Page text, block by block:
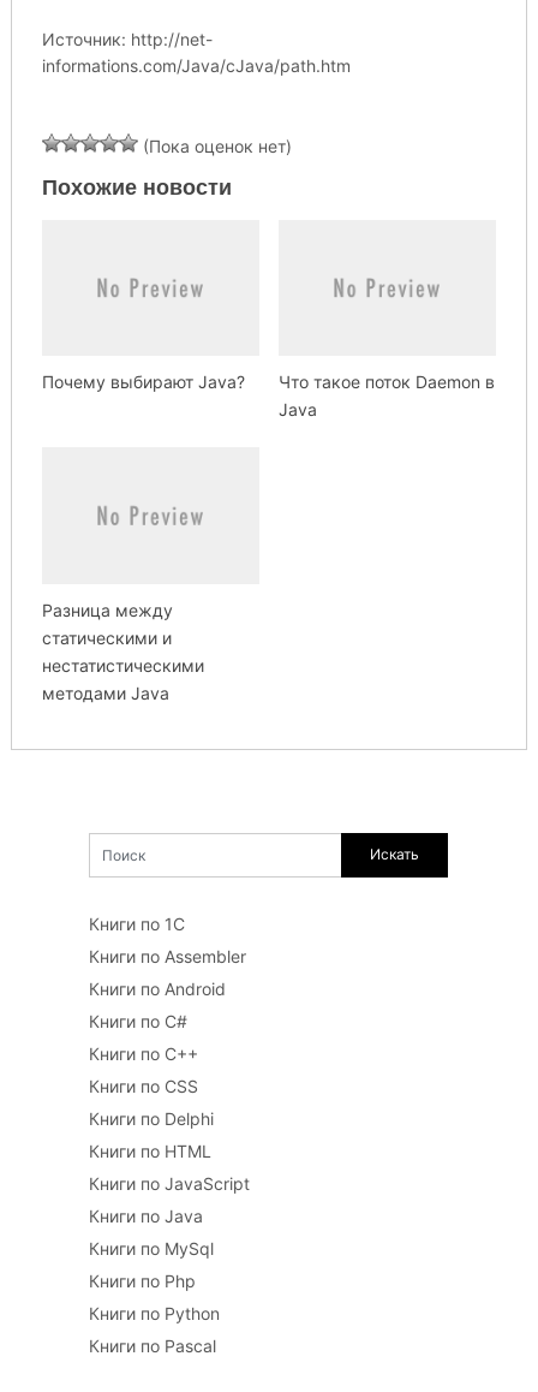
Источник: http://net-
informations.com/Java/cJava/path.htm
(Пока оценок нет)
Похожие новости
Почему выбирают Java?
Что такое поток Daemon в
Java
Разница между
статическими и
нестатистическими
методами Java
Книги по 1С
Книги по Assembler
Книги по Android
Книги по C#
Книги по C++
Книги по CSS
Книги по Delphi
Книги по HTML
Книги по JavaScript
Книги по Java
Книги по MySql
Книги по Php
Книги по Python
Книги по Pascal